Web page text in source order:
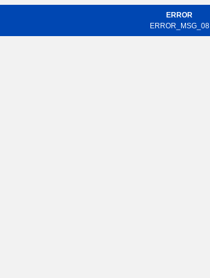
ERROR
ERROR_MSG_08